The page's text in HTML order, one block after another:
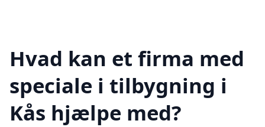
Hvad kan et firma med
speciale i tilbygning i
Kås hjælpe med?